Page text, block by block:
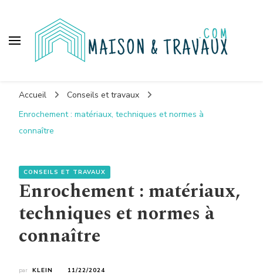
Accueil
Conseils et travaux
Enrochement : matériaux, techniques et normes à
connaître
CONSEILS ET TRAVAUX
Enrochement : matériaux,
techniques et normes à
connaître
par KLEIN 11/22/2024